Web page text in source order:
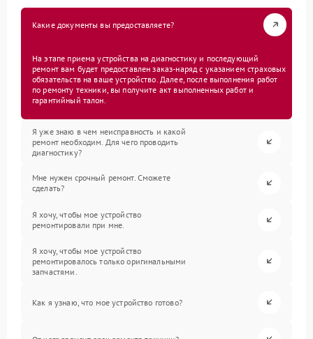
Какие документы вы предоставляете?
На этапе приема устройства на диагностику и последующий
ремонт вам будет предоставлен заказ-наряд с указанием страховых
обязательств на ваше устройство. Далее, после выполнения работ
по ремонту техники, вы получите акт выполненных работ и
гарантийный талон.
Я уже знаю в чем неисправность и какой
ремонт необходим. Для чего проводить
диагностику?
Мне нужен срочный ремонт. Сможете
сделать?
Я хочу, чтобы мое устройство
ремонтировали при мне.
Я хочу, чтобы мое устройство
ремонтировалось только оригинальными
запчастями.
Как я узнаю, что мое устройство готово?